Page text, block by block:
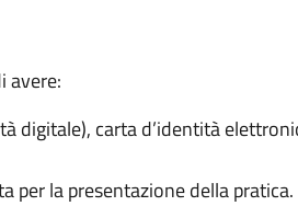
avere:
digitale), carta d’identità
per la presentazione della pratica.